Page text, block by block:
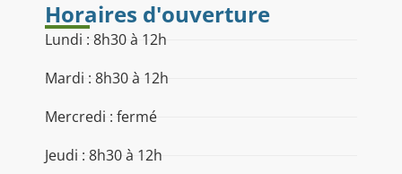
Horaires d'ouverture
Lundi : 8h30 à 12h
Mardi : 8h30 à 12h
Mercredi : fermé
Jeudi : 8h30 à 12h